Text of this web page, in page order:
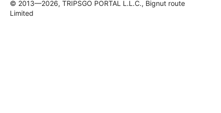
© 2013—2026, TRIPSGO PORTAL L.L.C., Bignut route
Limited